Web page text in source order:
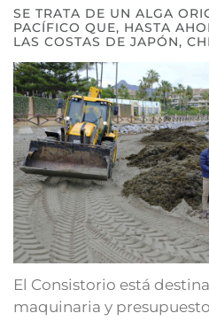
SE TRATA DE UN ALGA
PACÍFICO QUE, HASTA
LAS COSTAS DE JAPÓN,
El Consistorio está
maquinaria y